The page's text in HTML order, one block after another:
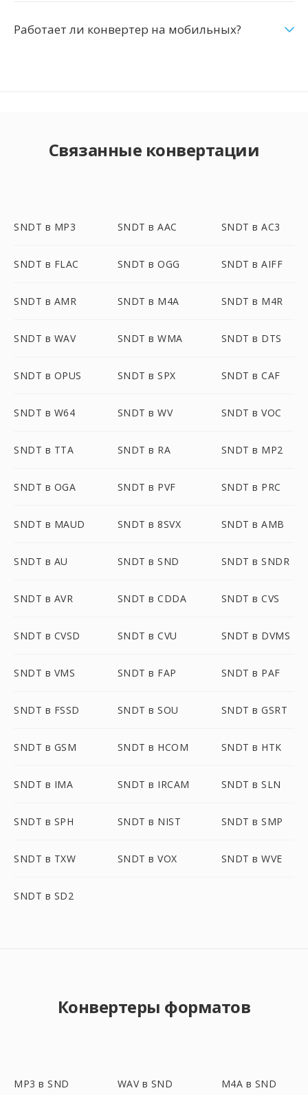
Работает ли конвертер на мобильных?
Связанные конвертации
SNDT в MP3 SNDT в AAC SNDT в AC3
SNDT в FLAC SNDT в OGG SNDT в AIFF
SNDT в AMR SNDT в M4A SNDT в M4R
SNDT в WAV SNDT в WMA SNDT в DTS
SNDT в OPUS SNDT в SPX SNDT в CAF
SNDT в W64 SNDT в WV SNDT в VOC
SNDT в TTA SNDT в RA SNDT в MP2
SNDT в OGA SNDT в PVF SNDT в PRC
SNDT в MAUD SNDT в 8SVX SNDT в AMB
SNDT в AU SNDT в SND SNDT в SNDR
SNDT в AVR SNDT в CDDA SNDT в CVS
SNDT в CVSD SNDT в CVU SNDT в DVMS
SNDT в VMS SNDT в FAP SNDT в PAF
SNDT в FSSD SNDT в SOU SNDT в GSRT
SNDT в GSM SNDT в HCOM SNDT в HTK
SNDT в IMA SNDT в IRCAM SNDT в SLN
SNDT в SPH SNDT в NIST SNDT в SMP
SNDT в TXW SNDT в VOX SNDT в WVE
SNDT в SD2
Конвертеры форматов
MP3 в SND WAV в SND M4A в SND